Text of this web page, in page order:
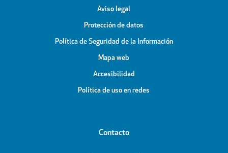
Aviso legal
Protección de datos
Política de Seguridad de la Información
Mapa web
Accesibilidad
Política de uso en redes
Contacto